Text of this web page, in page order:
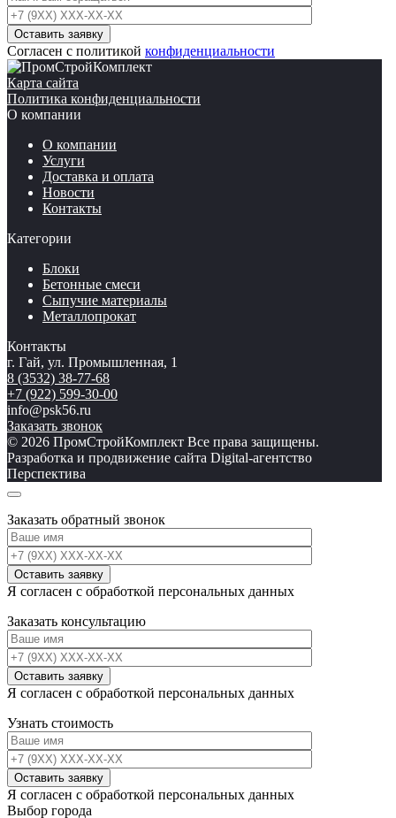
Согласен с политикой конфиденциальности
Карта сайта
Политика конфиденциальности
О компании
О компании
Услуги
Доставка и оплата
Новости
Контакты
Категории
Блоки
Бетонные смеси
Сыпучие материалы
Металлопрокат
Контакты
г. Гай, ул. Промышленная, 1
8 (3532) 38-77-68
+7 (922) 599-30-00
info@psk56.ru
Заказать звонок
© 2026 ПромСтройКомплект Все права защищены.
Разработка и продвижение сайта Digital-агентство
Перспектива
Заказать обратный звонок
Я согласен с обработкой персональных данных
Заказать консультацию
Я согласен с обработкой персональных данных
Узнать стоимость
Я согласен с обработкой персональных данных
Выбор города